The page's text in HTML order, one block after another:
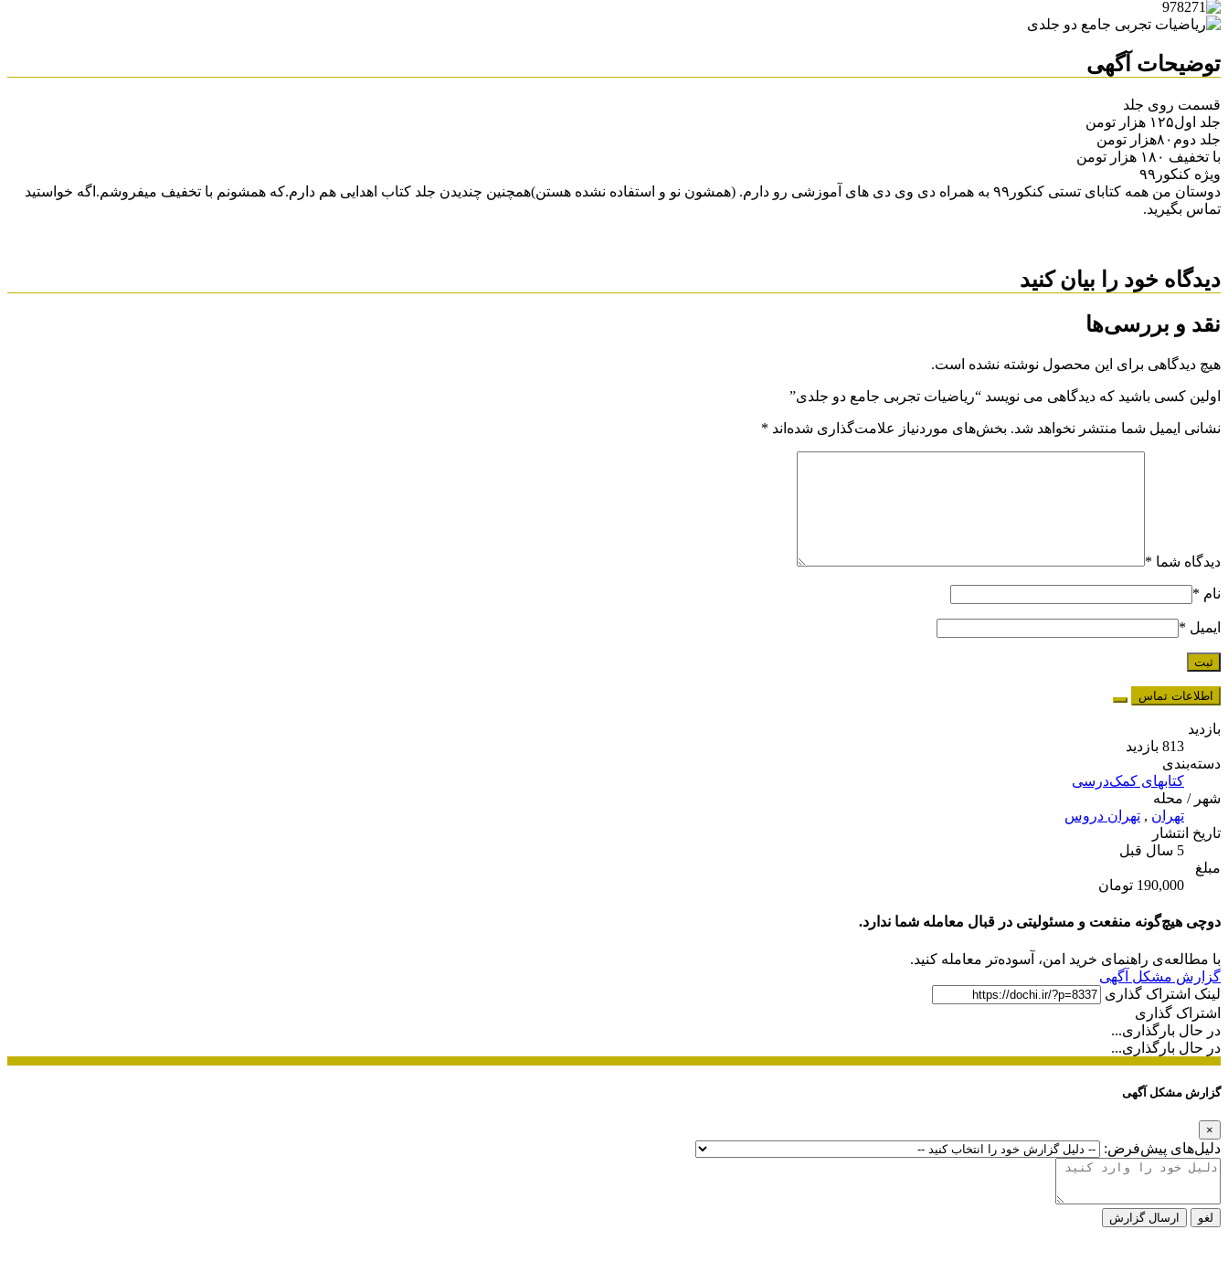
توضیحات آگهی
قسمت روی جلد
جلد اول۱۲۵ هزار تومن
جلد دوم۸۰هزار تومن
با تخفیف ۱۸۰ هزار تومن
ویژه کنکور۹۹
دوستان من همه کتابای تستی کنکور۹۹ به همراه دی وی دی های آموزشی رو دارم. (همشون نو و استفاده نشده هستن)همچنین چندیدن جلد کتاب اهدایی هم دارم.که همشونم با تخفیف میفروشم.اگه خواستید
تماس بگیرید.
دیدگاه خود را بیان کنید
نقد و بررسی‌ها
هیچ دیدگاهی برای این محصول نوشته نشده است.
اولین کسی باشید که دیدگاهی می نویسد “ریاضیات تجربی جامع دو جلدی”
نشانی ایمیل شما منتشر نخواهد شد. بخش‌های موردنیاز علامت‌گذاری شده‌اند *
دیدگاه شما *
نام *
ایمیل *
اطلاعات تماس
بازدید
813 بازدید
دسته‌بندی
کتابهای کمک‌درسی
شهر / محله
تهران , تهران دروس
تاریخ انتشار
5 سال قبل
مبلغ
190,000 تومان
دوچی هیچ‌گونه منفعت و مسئولیتی در قبال معامله شما ندارد.
با مطالعه‌ی راهنمای خرید امن، آسوده‌تر معامله کنید.
گزارش مشکل آگهی
لینک اشتراک گذاری
اشتراک گذاری
در حال بارگذاری...
در حال بارگذاری...
گزارش مشکل آگهی
×
دلیل‌های پیش‌فرض:
لغو ارسال گزارش